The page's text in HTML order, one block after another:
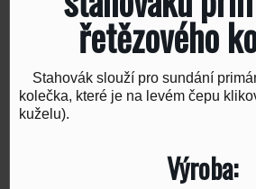
řetězového
Stahovák slouží pro sundání
kolečka, které je na levém čepu
kuželu).
Výroba: